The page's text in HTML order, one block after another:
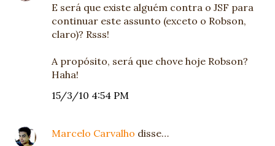
E será que existe alguém contra o JSF para
continuar este assunto (exceto o Robson,
claro)? Rsss!
A propósito, será que chove hoje Robson?
Haha!
15/3/10 4:54 PM
Marcelo Carvalho disse…